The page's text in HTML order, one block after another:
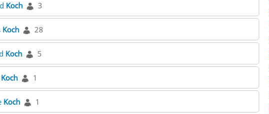
Koch 3
Koch 28
Koch 5
Koch 1
Koch 1